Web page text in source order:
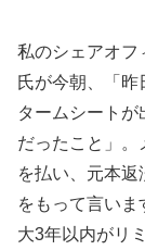
私のシェアオフ
氏が今朝、「
タームシート
だったこと」。
を払い、元本
をもって言い
大3年以内がリ